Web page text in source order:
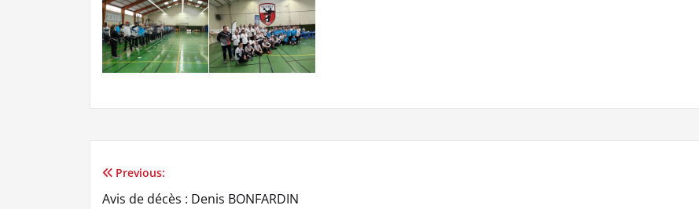
Navigation
Previous:
Avis de décès : Denis BONFARDIN